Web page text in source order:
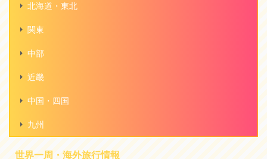
北海道・東北
関東
中部
近畿
中国・四国
九州
世界一周・海外旅行情報